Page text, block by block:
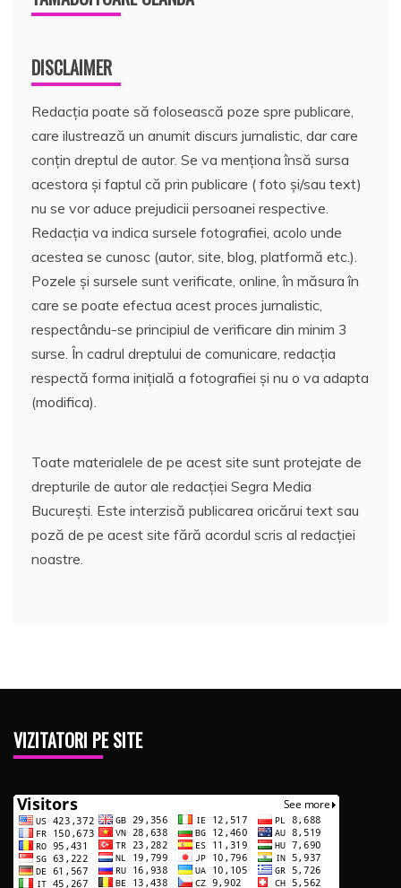
DISCLAIMER
Redacția poate să folosească poze spre publicare,
care ilustrează un anumit discurs jurnalistic, dar care
conțin dreptul de autor. Se va menționa însă sursa
acestora și faptul că prin publicare ( foto și/sau text)
nu se vor aduce prejudicii persoanei respective.
Redacția va indica sursele fotografiei, acolo unde
acestea se cunosc (autor, site, blog, platformă etc.).
Pozele și sursele sunt verificate, online, în măsura în
care se poate efectua acest proces jurnalistic,
respectându-se principiul de verificare din minim 3
surse. În cadrul dreptului de comunicare, redacția
respectă forma inițială a fotografiei și nu o va adapta
(modifica).
Toate materialele de pe acest site sunt protejate de
drepturile de autor ale redacției Segra Media
București. Este interzisă publicarea oricărui text sau
poză de pe acest site fără acordul scris al redacției
noastre.
VIZITATORI PE SITE